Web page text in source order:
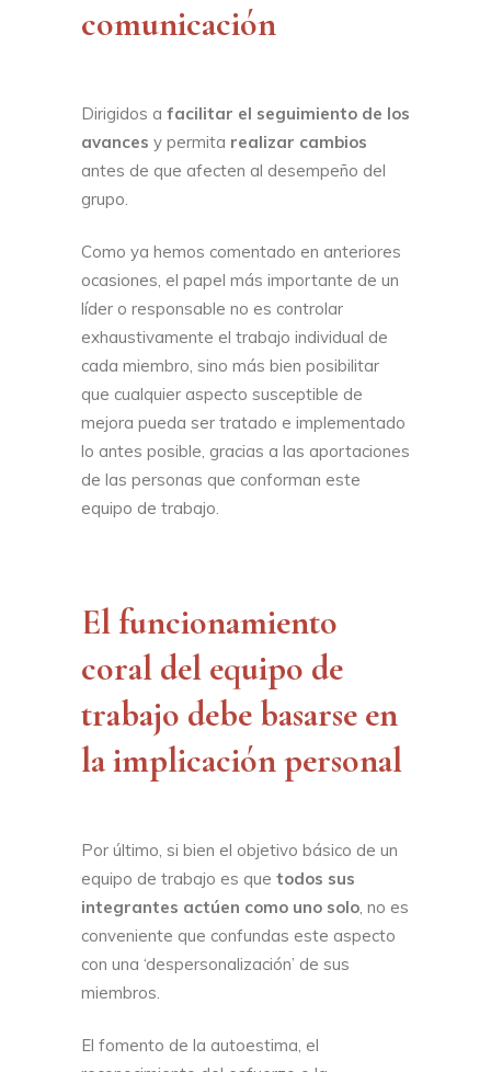
comunicación
Dirigidos a facilitar el seguimiento de los
avances y permita realizar cambios
antes de que afecten al desempeño del
grupo.
Como ya hemos comentado en anteriores
ocasiones, el papel más importante de un
líder o responsable no es controlar
exhaustivamente el trabajo individual de
cada miembro, sino más bien posibilitar
que cualquier aspecto susceptible de
mejora pueda ser tratado e implementado
lo antes posible, gracias a las aportaciones
de las personas que conforman este
equipo de trabajo.
El funcionamiento
coral del equipo de
trabajo debe basarse en
la implicación personal
Por último, si bien el objetivo básico de un
equipo de trabajo es que todos sus
integrantes actúen como uno solo , no es
conveniente que confundas este aspecto
con una ‘despersonalización’ de sus
miembros.
El fomento de la autoestima, el